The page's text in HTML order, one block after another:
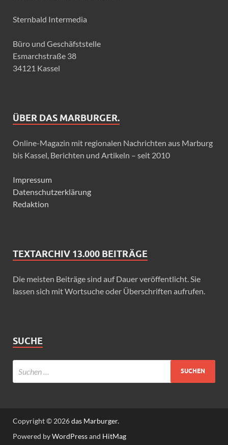
Sternbald Intermedia
Büro und Geschäfststelle
Esmarchstraße 38
34121 Kassel
ÜBER DAS MARBURGER.
Online-Magazin mit regionalen Nachrichten aus Marburg
bis Kassel, Berichten und Artikeln – seit 2010
Impressum
Datenschutzerklärung
Redaktion
TEXTARCHIV 13.000 BEITRÄGE
Die meisten Beiträge sind auf Dauer veröffentlicht. Sie
lassen sich mit Wortsuche oder Überschriften aufrufen.
SUCHE
Copyright © 2026das Marburger.
Powered byWordPressand HitMag